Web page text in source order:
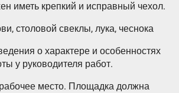
иметь крепкий и исправный чехол.
столовой свеклы, лука, чеснока
о характере и особенностях
у руководителя работ.
место. Площадка должна